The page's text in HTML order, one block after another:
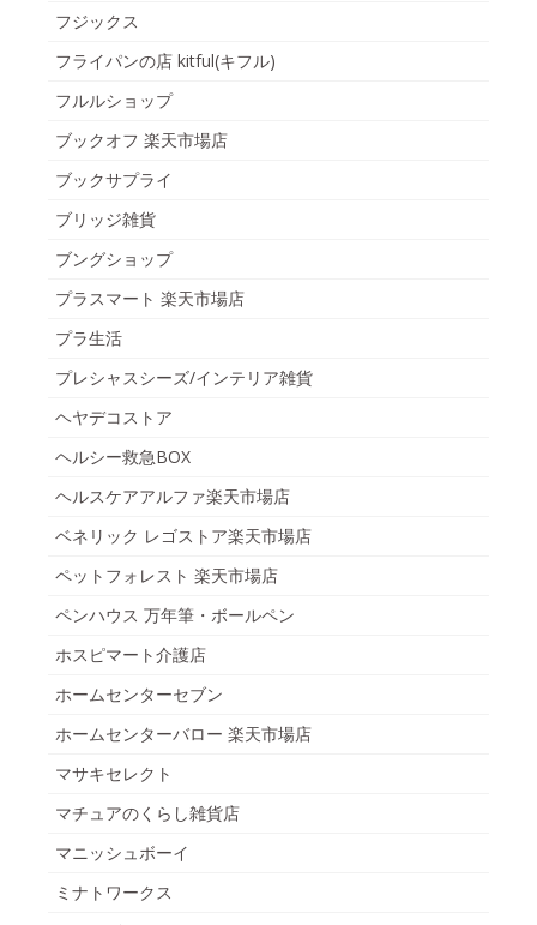
フジックス
フライパンの店 kitful(キフル)
フルルショップ
ブックオフ 楽天市場店
ブックサプライ
ブリッジ雑貨
ブングショップ
プラスマート 楽天市場店
プラ生活
プレシャスシーズ/インテリア雑貨
ヘヤデコストア
ヘルシー救急BOX
ヘルスケアアルファ楽天市場店
ベネリック レゴストア楽天市場店
ペットフォレスト 楽天市場店
ペンハウス 万年筆・ボールペン
ホスピマート介護店
ホームセンターセブン
ホームセンターバロー 楽天市場店
マサキセレクト
マチュアのくらし雑貨店
マニッシュボーイ
ミナトワークス